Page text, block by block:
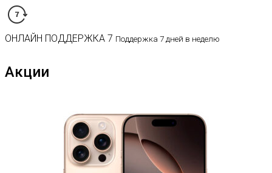
ОНЛАЙН ПОДДЕРЖКА 7 Поддержка 7 дней в неделю
Акции